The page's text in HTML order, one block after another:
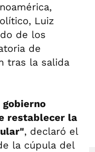
Luiz
de los
de
tras la salida
gobierno
restablecer la
, declaró el
la cúpula del